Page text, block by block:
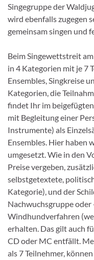
Singegruppe der
wird ebenfalls zugegen
gemeinsam singen und
Beim Singewettstreit
in 4 Kategorien mit je 7
Ensembles, Singkreise
Kategorien, die
findet Ihr im
mit Begleitung einer
Instrumente) als
Ensembles. Hier haben
umgesetzt. Wie in den
Preise vergeben,
selbstgetextete,
Kategorie), und der
Nachwuchsgruppe oder
Windhundverfahren
erhalten. Das gilt auch
CD oder MC entfällt.
als 7 Teilnehmer,